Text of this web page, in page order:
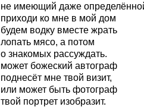
не имеющий даже
приходи ко мне в мой дом
будем водку вместе жрать
лопать мясо, а потом
о знакомых рассуждать.
может божеский автограф
поднесёт мне твой визит,
или может быть фотограф
твой портрет изобразит.